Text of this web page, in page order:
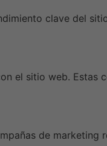
clave del
el sitio web.
de